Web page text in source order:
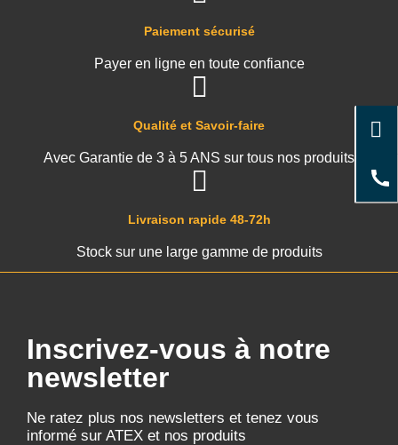
Livraison rapide 48-72h
Stock sur une large gamme de produits
Qualité et Savoir-faire
Avec Garantie de 3 à 5 ANS sur tous nos produits
Paiement sécurisé
Payer en ligne en toute confiance
Inscrivez-vous à notre
newsletter
Ne ratez plus nos newsletters et tenez vous
informé sur ATEX et nos produits